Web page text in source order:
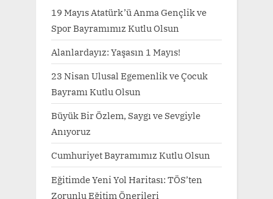
19 Mayıs Atatürk’ü Anma Gençlik ve
Spor Bayramımız Kutlu Olsun
Alanlardayız: Yaşasın 1 Mayıs!
23 Nisan Ulusal Egemenlik ve Çocuk
Bayramı Kutlu Olsun
Büyük Bir Özlem, Saygı ve Sevgiyle
Anıyoruz
Cumhuriyet Bayramımız Kutlu Olsun
Eğitimde Yeni Yol Haritası: TÖS’ten
Zorunlu Eğitim Önerileri